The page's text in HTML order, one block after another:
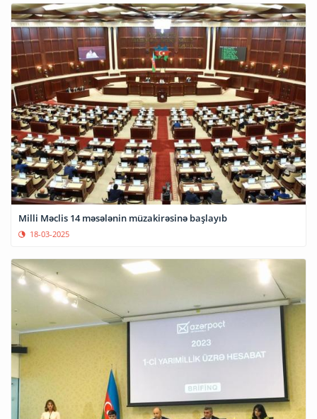
Milli Məclis 14 məsələnin müzakirəsinə başlayıb
18-03-2025